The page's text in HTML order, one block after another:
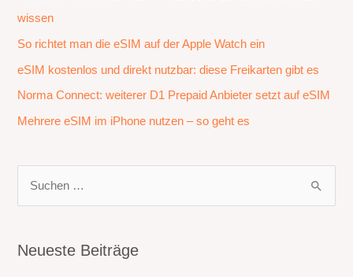
wissen
So richtet man die eSIM auf der Apple Watch ein
eSIM kostenlos und direkt nutzbar: diese Freikarten gibt es
Norma Connect: weiterer D1 Prepaid Anbieter setzt auf eSIM
Mehrere eSIM im iPhone nutzen – so geht es
h
Neueste Beiträge